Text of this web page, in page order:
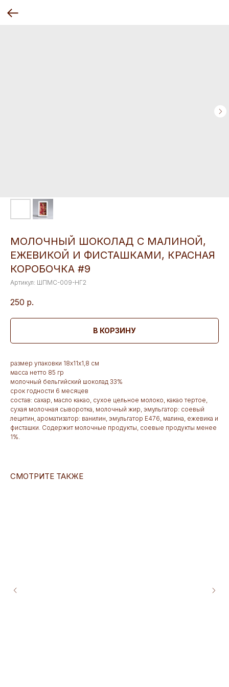
МОЛОЧНЫЙ ШОКОЛАД С МАЛИНОЙ,
ЕЖЕВИКОЙ И ФИСТАШКАМИ, КРАСНАЯ
КОРОБОЧКА #9
Артикул: ШПМС-009-НГ2
250 р.
В КОРЗИНУ
размер упаковки 18х11х1,8 см
масса нетто 85 гр
молочный бельгийский шоколад 33%
срок годности 6 месяцев
состав: сахар, масло какао, сухое цельное молоко, какао тертое,
сухая молочная сыворотка, молочный жир, эмульгатор: соевый
лецитин, ароматизатор: ванилин, эмульгатор Е476, малина, ежевика и
фисташки. Содержит молочные продукты, соевые продукты менее
1%.
СМОТРИТЕ ТАКЖЕ